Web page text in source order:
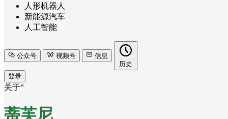
人形机器人
新能源汽车
人工智能
公众号 视频号
信息
历史
登录
关于“
蒂芙尼